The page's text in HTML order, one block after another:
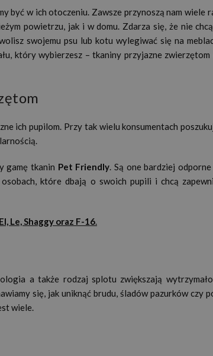
być w ich otoczeniu. Zawsze przynoszą nam wiele
powietrzu, jak i w domu. Zdarza się, że nie
swojemu psu lub kotu wylegiwać się na
który wybierzesz – tkaniny przyjazne
ich pupilom. Przy tak wielu konsumentach
gamę tkanin Pet Friendly. Są one bardziej
które dbają o swoich pupili i chcą
Le, Shaggy oraz F-16.
a także rodzaj splotu zwiększają
się, jak uniknąć brudu, śladów pazurków czy
wiele.